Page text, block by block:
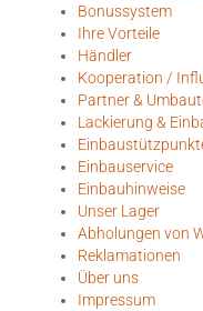
Bonussystem
Ihre Vorteile
Händler
Kooperation /
Partner &
Lackierung &
Einbauservice
Einbauhinweise
Unser Lager
Abholungen von
Reklamationen
Über uns
Impressum